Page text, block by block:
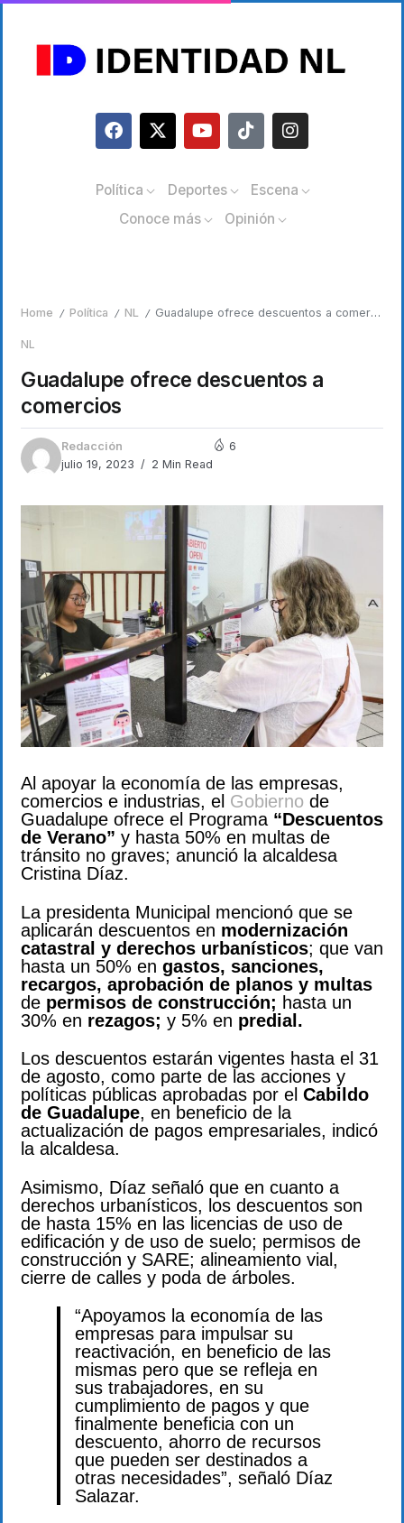
Política Deportes
Escena
Conoce más
Opinión
Home / Política / NL / Guadalupe ofrece descuentos a comercios
NL
Guadalupe ofrece descuentos a
comercios
Redacción
julio 19, 2023
2 Min Read
6
Al apoyar la economía de las empresas,
comercios e industrias, el Gobierno de
Guadalupe ofrece el Programa “Descuentos
de Verano” y hasta 50% en multas de
tránsito no graves; anunció la alcaldesa
Cristina Díaz.
La presidenta Municipal mencionó que se
aplicarán descuentos en modernización
catastral y derechos urbanísticos; que van
hasta un 50% en gastos, sanciones,
recargos, aprobación de planos y multas
de permisos de construcción; hasta un
30% en rezagos; y 5% en predial.
Los descuentos estarán vigentes hasta el 31
de agosto, como parte de las acciones y
políticas públicas aprobadas por el Cabildo
de Guadalupe, en beneficio de la
actualización de pagos empresariales, indicó
la alcaldesa.
Asimismo, Díaz señaló que en cuanto a
derechos urbanísticos, los descuentos son
de hasta 15% en las licencias de uso de
edificación y de uso de suelo; permisos de
construcción y SARE; alineamiento vial,
cierre de calles y poda de árboles.
“Apoyamos la economía de las
empresas para impulsar su
reactivación, en beneficio de las
mismas pero que se refleja en
sus trabajadores, en su
cumplimiento de pagos y que
finalmente beneficia con un
descuento, ahorro de recursos
que pueden ser destinados a
otras necesidades”, señaló Díaz
Salazar.